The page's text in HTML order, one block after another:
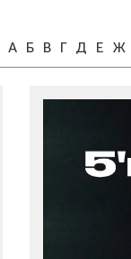
А Б В Г Д Е Ж